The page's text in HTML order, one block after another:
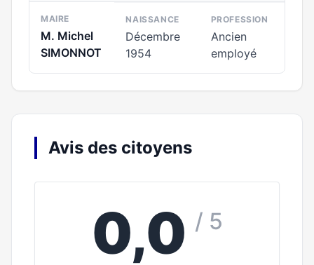
MAIRE
M. Michel
SIMONNOT
NAISSANCE
Décembre
1954
PROFESSION
Ancien
employé
Avis des citoyens
0,0 / 5